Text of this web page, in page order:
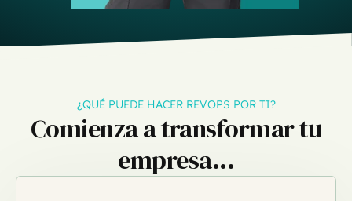
¿QUÉ PUEDE HACER REVOPS POR TI?
Comienza a transformar tu
empresa...